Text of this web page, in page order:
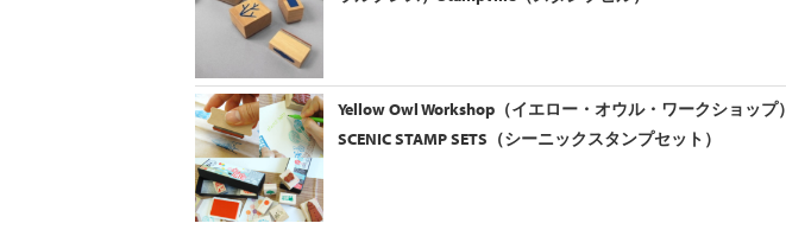
Yellow Owl Workshop（イエロー・オウル・ワークショップ）
SCENIC STAMP SETS（シーニックスタンプセット）